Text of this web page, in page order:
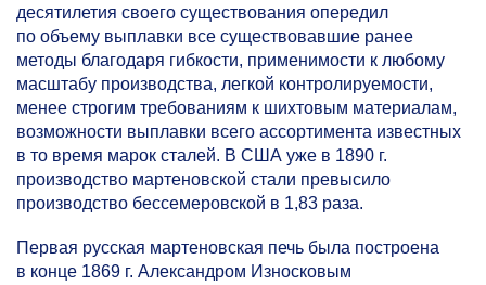
десятилетия своего существования опередил
по объему выплавки все существовавшие ранее
методы благодаря гибкости, применимости к любому
масштабу производства, легкой контролируемости,
менее строгим требованиям к шихтовым материалам,
возможности выплавки всего ассортимента известных
в то время марок сталей. В США уже в 1890 г.
производство мартеновской стали превысило
производство бессемеровской в 1,83 раза.
Первая русская мартеновская печь была построена
в конце 1869 г. Александром Износковым